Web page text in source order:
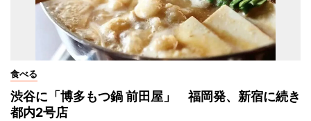
食べる
渋谷に「博多もつ鍋 前田屋」 福岡発、新宿に続き
都内2号店